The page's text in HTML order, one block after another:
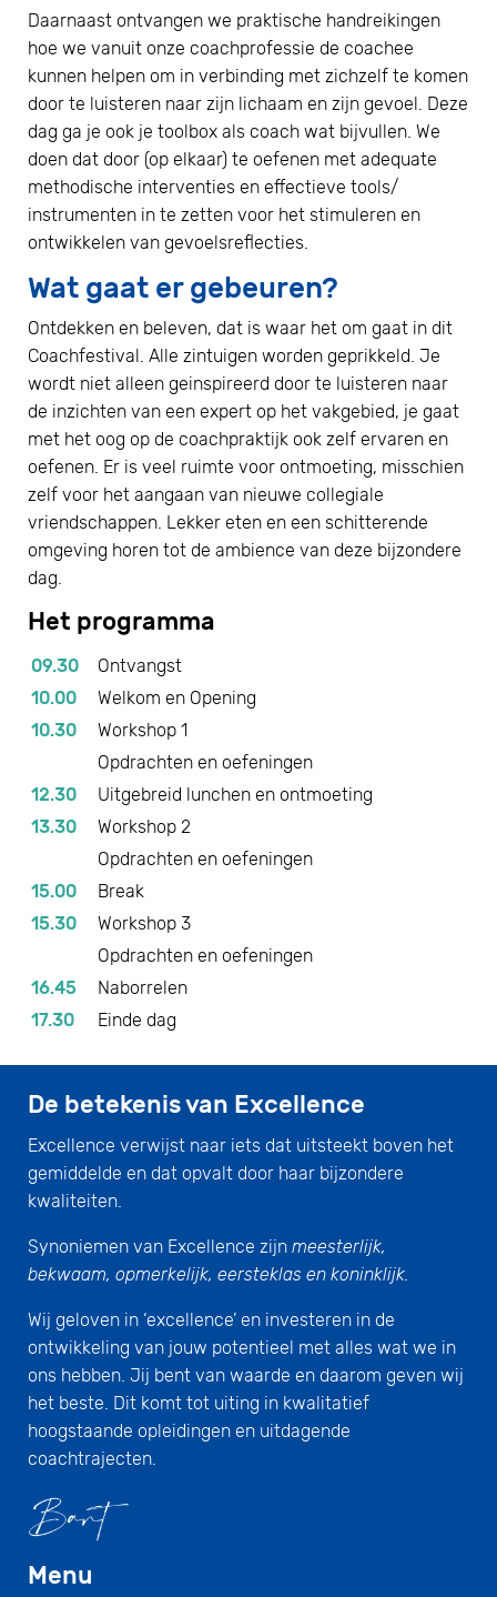
Daarnaast ontvangen we praktische handreikingen
hoe we vanuit onze coachprofessie de coachee
kunnen helpen om in verbinding met zichzelf te komen
door te luisteren naar zijn lichaam en zijn gevoel. Deze
dag ga je ook je toolbox als coach wat bijvullen. We
doen dat door (op elkaar) te oefenen met adequate
methodische interventies en effectieve tools/
instrumenten in te zetten voor het stimuleren en
ontwikkelen van gevoelsreflecties.
Wat gaat er gebeuren?
Ontdekken en beleven, dat is waar het om gaat in dit
Coachfestival. Alle zintuigen worden geprikkeld. Je
wordt niet alleen geinspireerd door te luisteren naar
de inzichten van een expert op het vakgebied, je gaat
met het oog op de coachpraktijk ook zelf ervaren en
oefenen. Er is veel ruimte voor ontmoeting, misschien
zelf voor het aangaan van nieuwe collegiale
vriendschappen. Lekker eten en een schitterende
omgeving horen tot de ambience van deze bijzondere
dag.
Het programma
09.30
Ontvangst
10.00
Welkom en Opening
10.30
Workshop 1
Opdrachten en oefeningen
12.30
Uitgebreid lunchen en ontmoeting
13.30
Workshop 2
Opdrachten en oefeningen
15.00
Break
15.30
Workshop 3
Opdrachten en oefeningen
16.45
Naborrelen
17.30
Einde dag
De betekenis van Excellence
Excellence verwijst naar iets dat uitsteekt boven het
gemiddelde en dat opvalt door haar bijzondere
kwaliteiten.
Synoniemen van Excellence zijn meesterlijk,
bekwaam, opmerkelijk, eersteklas en koninklijk.
Wij geloven in ‘excellence’ en investeren in de
ontwikkeling van jouw potentieel met alles wat we in
ons hebben. Jij bent van waarde en daarom geven wij
het beste. Dit komt tot uiting in kwalitatief
hoogstaande opleidingen en uitdagende
coachtrajecten.
Menu